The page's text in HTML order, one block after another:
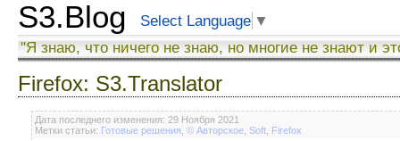
S3.Blog Select Language ▼
"Я знаю, что ничего не знаю, но многие не знают и
Firefox: S3.Translator
Дата последнего изменения: 29 Ноября 2021
Метки статьи: Готовые решения © Авторское Soft Firefox